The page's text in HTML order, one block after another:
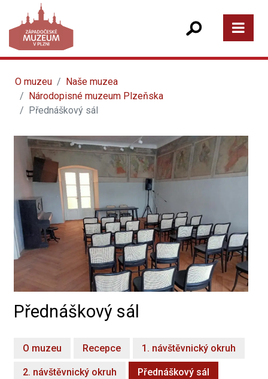
O muzeu
Naše muzea
Národopisné muzeum Plzeňska
Přednáškový sál
Přednáškový sál
O muzeu Recepce 1. návštěvnický okruh
2. návštěvnický okruh Přednáškový sál